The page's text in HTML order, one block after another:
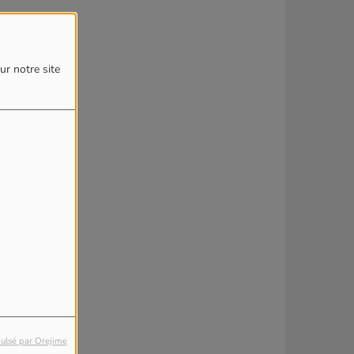
notre site
par Orejime